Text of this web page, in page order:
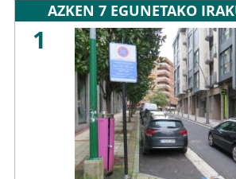
AZKEN 7 EGUNETAKO
1